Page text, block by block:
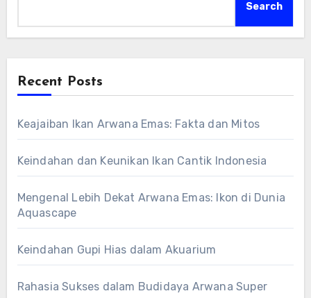
Search
Recent Posts
Keajaiban Ikan Arwana Emas: Fakta dan Mitos
Keindahan dan Keunikan Ikan Cantik Indonesia
Mengenal Lebih Dekat Arwana Emas: Ikon di Dunia
Aquascape
Keindahan Gupi Hias dalam Akuarium
Rahasia Sukses dalam Budidaya Arwana Super